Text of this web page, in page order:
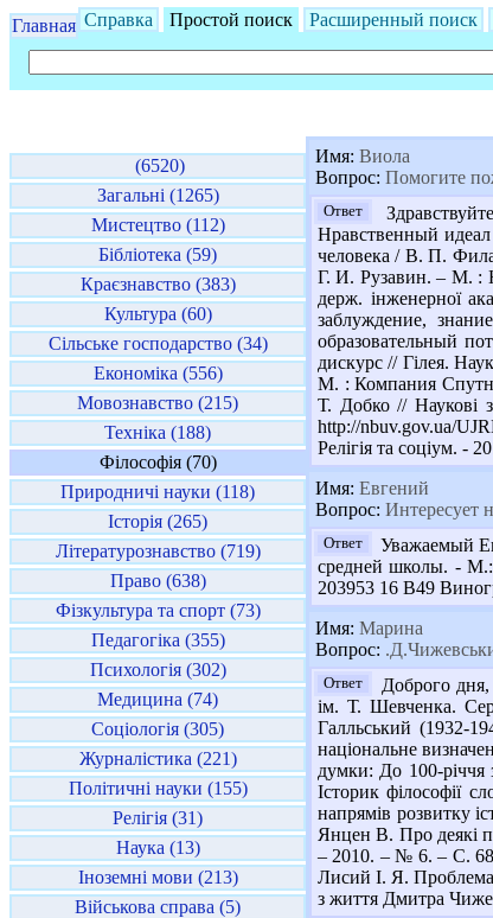
Главная Справка Простой поиск Расширенный поиск
(6520)
Загальні (1265)
Мистецтво (112)
Бібліотека (59)
Краєзнавство (383)
Культура (60)
Сільське господарство (34)
Економіка (556)
Мовознавство (215)
Техніка (188)
Філософія (70)
Природничі науки (118)
Історія (265)
Літературознавство (719)
Право (638)
Фізкультура та спорт (73)
Педагогіка (355)
Психологія (302)
Медицина (74)
Соціологія (305)
Журналістика (221)
Політичні науки (155)
Релігія (31)
Наука (13)
Іноземні мови (213)
Військова справа (5)
Имя: Виола
Вопрос: Помогите
Ответ
Нравственный
человека / В. П.
Г. И. Рузавин. – М. :
держ. інженерної
заблуждение,
образовательный
дискурс // Гілея.
М. : Компания
Т. Добко // Наукові
http://nbuv.gov.ua/
Релігія та соціум. -
Имя: Евгений
Вопрос: Интересует
Ответ
Уважаемый
средней школы. -
203953 16 В49
Имя: Марина
Вопрос:
Ответ
Доброго
ім. Т. Шевченка.
Галльський (1932-
національне
думки: До 100-
Історик філософії
напрямів розвитку
Янцен В. Про деякі
– 2010. – № 6. – С.
Лисий І. Я.
з життя Дмитра